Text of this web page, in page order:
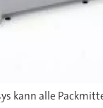
kann alle